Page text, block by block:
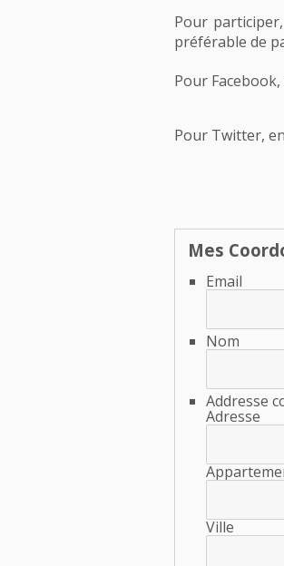
Pour
préférable de
Pour
Pour Twitter,
Mes
Addresse
Ville